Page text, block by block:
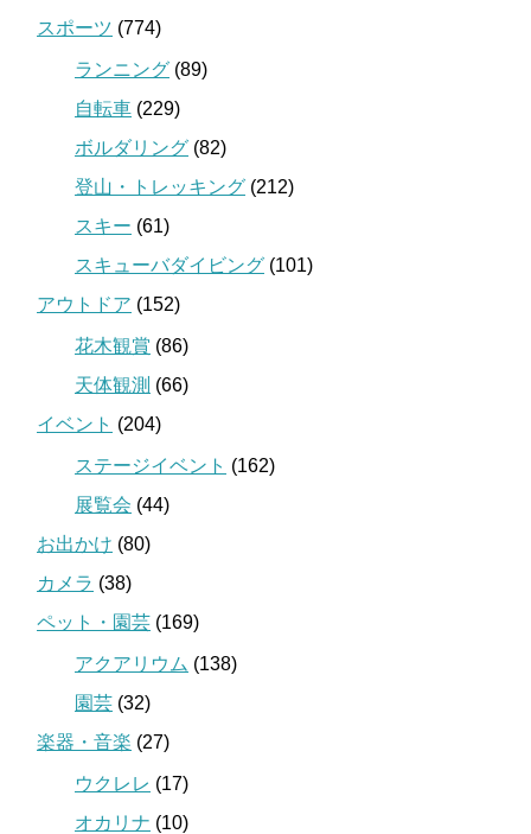
スポーツ (774)
ランニング (89)
自転車 (229)
ボルダリング (82)
登山・トレッキング (212)
スキー (61)
スキューバダイビング (101)
アウトドア (152)
花木観賞 (86)
天体観測 (66)
イベント (204)
ステージイベント (162)
展覧会 (44)
お出かけ (80)
カメラ (38)
ペット・園芸 (169)
アクアリウム (138)
園芸 (32)
楽器・音楽 (27)
ウクレレ (17)
オカリナ (10)